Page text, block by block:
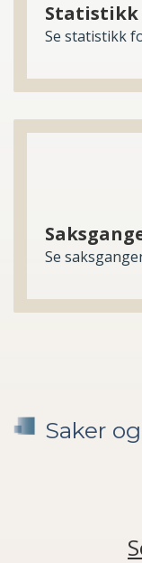
Statistikk
Se statistikk
Se
Saker